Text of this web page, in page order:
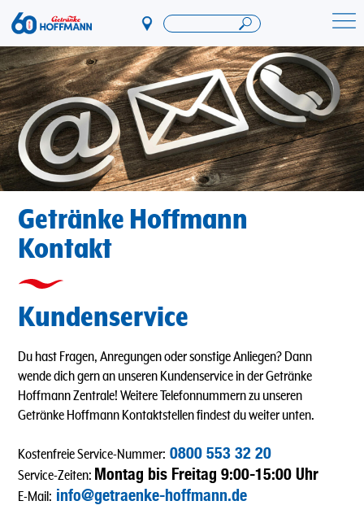
Direkt
zum
Inhalt
Startseite Getränke Hoffmann
Getränke Hoffmann
Kontakt
Kundenservice
Du hast Fragen, Anregungen oder sonstige Anliegen? Dann
wende dich gern an unseren Kundenservice in der Getränke
Hoffmann Zentrale! Weitere Telefonnummern zu unseren
Getränke Hoffmann Kontaktstellen findest du weiter unten.
Kostenfreie Service-Nummer: 0800 553 32 20
Service-Zeiten: Montag bis Freitag 9:00-15:00 Uhr
E-Mail: info@getraenke-hoffmann.de